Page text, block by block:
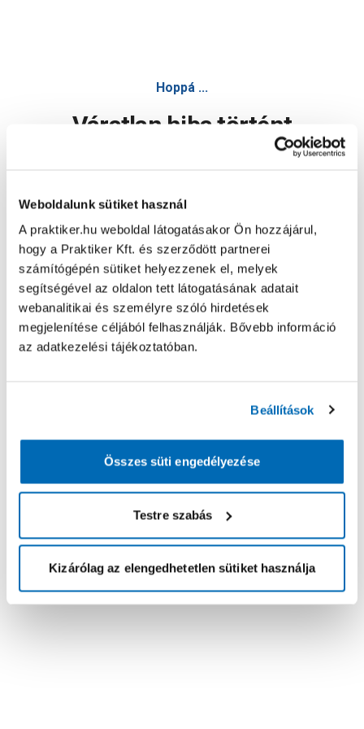
Weboldalunk sütiket használ
A praktiker.hu weboldal látogatásakor Ön hozzájárul,
hogy a Praktiker Kft. és szerződött partnerei
számítógépén sütiket helyezzenek el, melyek
segítségével az oldalon tett látogatásának adatait
webanalitikai és személyre szóló hirdetések
megjelenítése céljából felhasználják. Bővebb információ
az adatkezelési tájékoztatóban.
Beállítások
Összes süti engedélyezése
Testre szabás
Kizárólag az elengedhetetlen sütiket használja
Hoppá ...
Váratlan hiba történt
Oldal újratöltése